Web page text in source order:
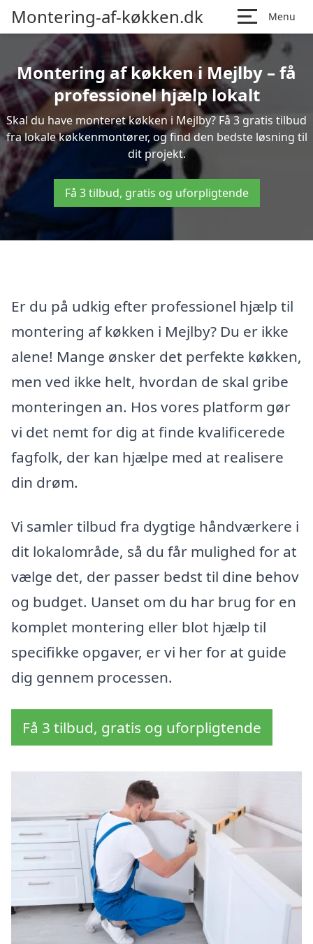
Montering-af-køkken.dk Menu
Montering af køkken i Mejlby – få
professionel hjælp lokalt
Skal du have monteret køkken i Mejlby? Få 3 gratis tilbud
fra lokale køkkenmontører, og find den bedste løsning til
dit projekt.
Få 3 tilbud, gratis og uforpligtende
Er du på udkig efter professionel hjælp til
montering af køkken i Mejlby? Du er ikke
alene! Mange ønsker det perfekte køkken,
men ved ikke helt, hvordan de skal gribe
monteringen an. Hos vores platform gør
vi det nemt for dig at finde kvalificerede
fagfolk, der kan hjælpe med at realisere
din drøm.
Vi samler tilbud fra dygtige håndværkere i
dit lokalområde, så du får mulighed for at
vælge det, der passer bedst til dine behov
og budget. Uanset om du har brug for en
komplet montering eller blot hjælp til
specifikke opgaver, er vi her for at guide
dig gennem processen.
Få 3 tilbud, gratis og uforpligtende